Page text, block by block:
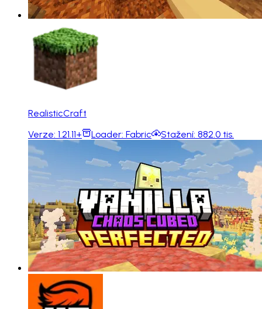
RealisticCraft
Verze: 1.21.11+ Loader: Fabric Stažení: 882.0 tis.